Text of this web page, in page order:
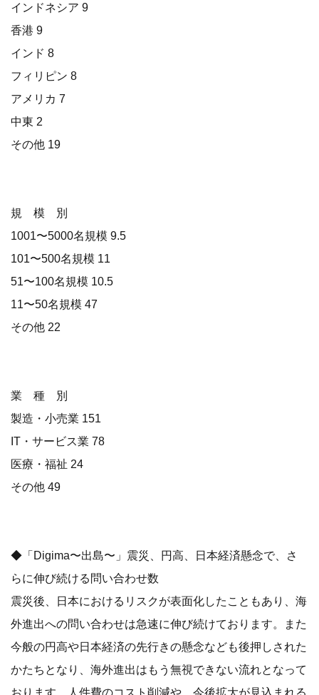
インドネシア 9
香港 9
インド 8
フィリピン 8
アメリカ 7
中東 2
その他 19
規 模 別
1001〜5000名規模 9.5
101〜500名規模 11
51〜100名規模 10.5
11〜50名規模 47
その他 22
業 種 別
製造・小売業 151
IT・サービス業 78
医療・福祉 24
その他 49
◆「Digima〜出島〜」震災、円高、日本経済懸念で、さ
らに伸び続ける問い合わせ数
震災後、日本におけるリスクが表面化したこともあり、海
外進出への問い合わせは急速に伸び続けております。また
今般の円高や日本経済の先行きの懸念なども後押しされた
かたちとなり、海外進出はもう無視できない流れとなって
おります。人件費のコスト削減や、今後拡大が見込まれる